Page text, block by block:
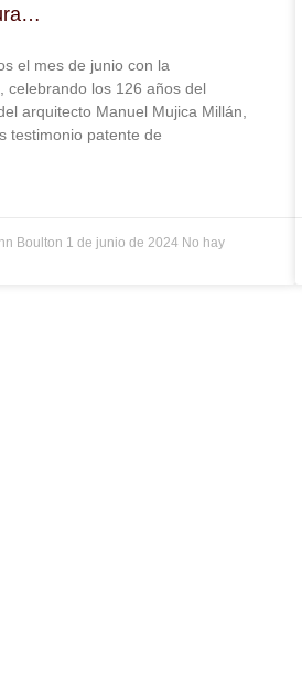
el mes de junio con la
celebrando los 126 años del
arquitecto Manuel Mujica Millán,
testimonio patente de
Boulton 1 de junio de 2024 No hay